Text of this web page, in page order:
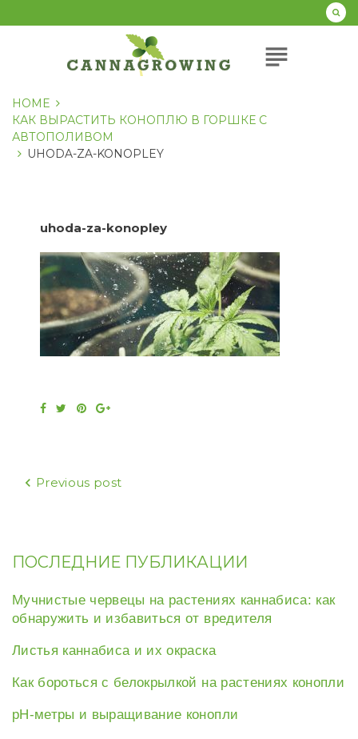
к
subject
HOME
КАК ВЫРАСТИТЬ КОНОПЛЮ В ГОРШКЕ С
АВТОПОЛИВОМ
UHODA-ZA-KONOPLEY
uhoda-za-konopley
Facebook
TwitterPinterestGoogle+
Навигация
Previous post
ПОСЛЕДНИЕ ПУБЛИКАЦИИ
Мучнистые червецы на растениях каннабиса: как
обнаружить и избавиться от вредителя
Листья каннабиса и их окраска
Как бороться с белокрылкой на растениях конопли
рН-метры и выращивание конопли